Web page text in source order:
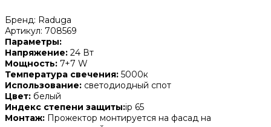
Бренд: Raduga
Артикул: 708569
Параметры:
Напряжение: 24 Вт
Мощность: 7+7 W
Температура свечения: 5000к
Использование: светодиодный спот
Цвет: белый
Индекс степени защиты:ip 65
Монтаж: Прожектор монтируется на фасад на